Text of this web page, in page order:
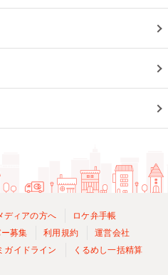
ディアの方へ
ロケ弁手帳
募集
利用規約
運営会社
ガイドライン くるめし一括精算